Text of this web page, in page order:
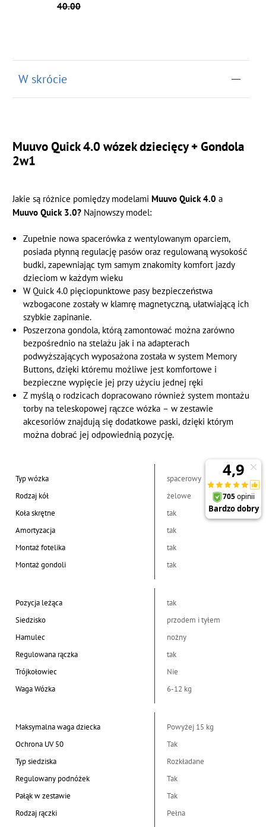
40.00
W skrócie
Muuvo Quick 4.0 wózek dziecięcy + Gondola
2w1
Jakie są różnice pomiędzy modelamiMuuvo Quick 4.0a
Muuvo Quick 3.0? Najnowszy model:
Zupełnie nowa spacerówka z wentylowanym oparciem,
posiada płynną regulację pasów oraz regulowaną wysokość
budki, zapewniając tym samym znakomity komfort jazdy
dzieciom w każdym wieku
W Quick 4.0 pięciopunktowe pasy bezpieczeństwa
wzbogacone zostały w klamrę magnetyczną, ułatwiającą ich
szybkie zapinanie.
Poszerzona gondola, którą zamontować można zarówno
bezpośrednio na stelażu jak i na adapterach
podwyższających wyposażona została w system Memory
Buttons, dzięki któremu możliwe jest komfortowe i
bezpieczne wypięcie jej przy użyciu jednej ręki
Z myślą o rodzicach dopracowano również system montażu
torby na teleskopowej rączce wózka – w zestawie
akcesoriów znajdują się dodatkowe paski, dzięki którym
można dobrać jej odpowiednią pozycję.
Typ wózka
spacerowy
Rodzaj kół
żelowe
Koła skrętne
tak
Amortyzacja
tak
Montaż fotelika
tak
Montaż gondoli
tak
Pozycja leżąca
tak
Siedzisko
przodem i tyłem
Hamulec
nożny
Regulowana rączka
tak
Trójkołowiec
Nie
Waga Wózka
6-12 kg
Maksymalna waga dziecka
Powyżej 15 kg
Ochrona UV 50
Tak
Typ siedziska
Rozkładane
Regulowany podnóżek
Tak
Pałąk w zestawie
Tak
Rodzaj rączki
Pełna